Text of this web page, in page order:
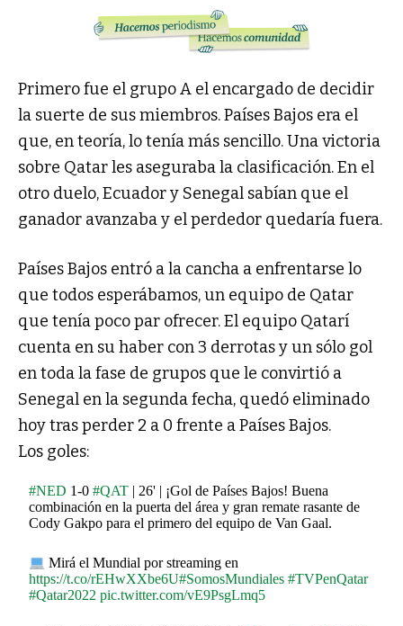
Primero fue el grupo A el encargado de decidir
la suerte de sus miembros. Países Bajos era el
que, en teoría, lo tenía más sencillo. Una victoria
sobre Qatar les aseguraba la clasificación. En el
otro duelo, Ecuador y Senegal sabían que el
ganador avanzaba y el perdedor quedaría fuera.
Países Bajos entró a la cancha a enfrentarse lo
que todos esperábamos, un equipo de Qatar
que tenía poco par ofrecer. El equipo Qatarí
cuenta en su haber con 3 derrotas y un sólo gol
en toda la fase de grupos que le convirtió a
Senegal en la segunda fecha, quedó eliminado
hoy tras perder 2 a 0 frente a Países Bajos.
Los goles:
#NED 1-0#QAT | 26' | ¡Gol de Países Bajos! Buena
combinación en la puerta del área y gran remate rasante de
Cody Gakpo para el primero del equipo de Van Gaal.
Mirá el Mundial por streaming en
https://t.co/rEHwXXbe6U#SomosMundiales #TVPenQatar
#Qatar2022 pic.twitter.com/vE9PsgLmq5